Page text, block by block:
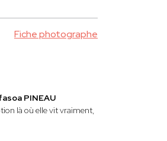
Fiche photographe
PINEAU
là où elle vit vraiment,